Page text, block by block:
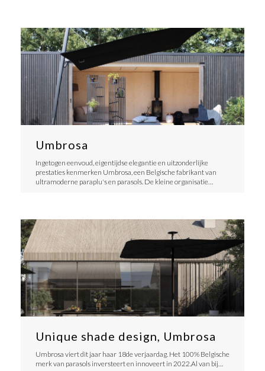
Umbrosa
Ingetogen eenvoud, eigentijdse elegantie en uitzonderlijke
prestaties kenmerken Umbrosa, een Belgische fabrikant van
ultramoderne paraplu's en parasols. De kleine organisatie…
Unique shade design, Umbrosa
Umbrosa viert dit jaar haar 18de verjaardag. Het 100% Belgische
merk van parasols inversteert en innoveert in 2022.Al van bij…